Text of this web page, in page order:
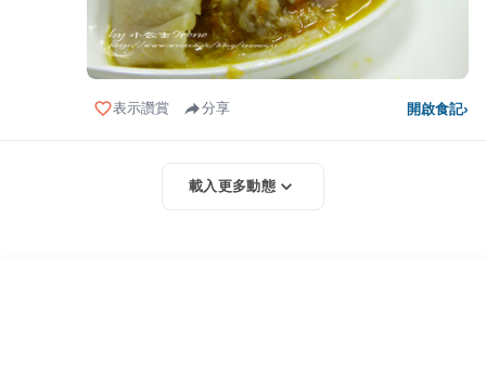
表示讚賞 分享 開啟食記›
載入更多動態